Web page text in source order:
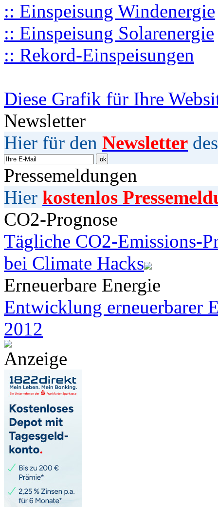
:: Einspeisung Windenergie
:: Einspeisung Solarenergie
:: Rekord-Einspeisungen
Diese Grafik für Ihre
Newsletter
Hier für den Newsletter
Pressemeldungen
Hier kostenlos
CO2-Prognose
Tägliche CO2-Emissions-
bei Climate Hacks
Erneuerbare Energie
Entwicklung erneuerbarer
2012
Anzeige